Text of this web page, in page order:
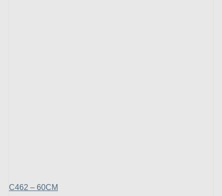
C462 – 60CM